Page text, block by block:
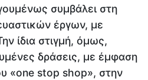
συμβάλει στη
έργων, με
ίδια στιγμή, όμως,
δράσεις, με έμφαση
«one stop shop», στην